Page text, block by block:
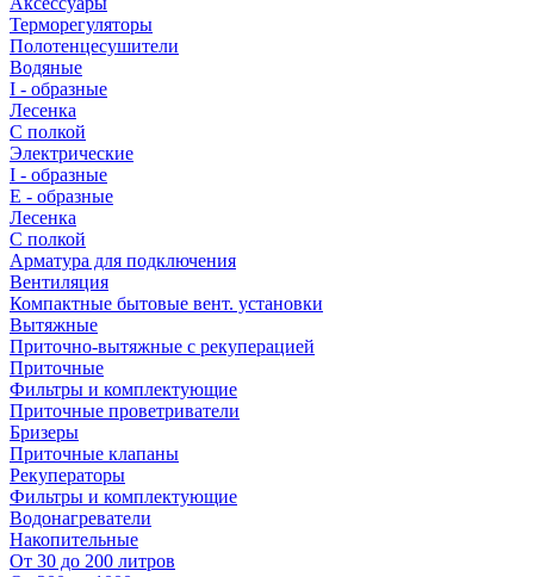
Терморегуляторы
Полотенцесушители
Водяные
I - образные
Лесенка
С полкой
Электрические
I - образные
E - образные
Лесенка
С полкой
Арматура для подключения
Вентиляция
Компактные бытовые вент. установки
Вытяжные
Приточно-вытяжные с рекуперацией
Приточные
Фильтры и комплектующие
Приточные проветриватели
Бризеры
Приточные клапаны
Рекуператоры
Фильтры и комплектующие
Водонагреватели
Накопительные
От 30 до 200 литров